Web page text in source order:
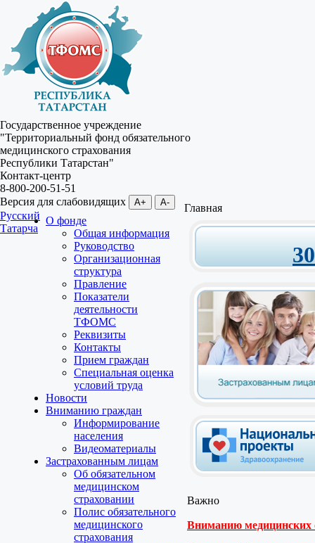
Государственное учреждение
"Территориальный фонд обязательного
медицинского страхования
Республики Татарстан"
Контакт-центр
8-800-200-51-51
Версия для слабовидящих
A+ A-
Русский
Татарча
О фонде
Общая информация
Руководство
Организационная
структура
Правление
Показатели
деятельности
ТФОМС
Реквизиты
Контакты
Прием граждан
Специальная оценка
условий труда
Новости
Вниманию граждан
Информирование
населения
Видеоматериалы
Застрахованным лицам
Об обязательном
медицинском
страховании
Полис обязательного
медицинского
страхования
Главная
Важно
Вниманию медицинских